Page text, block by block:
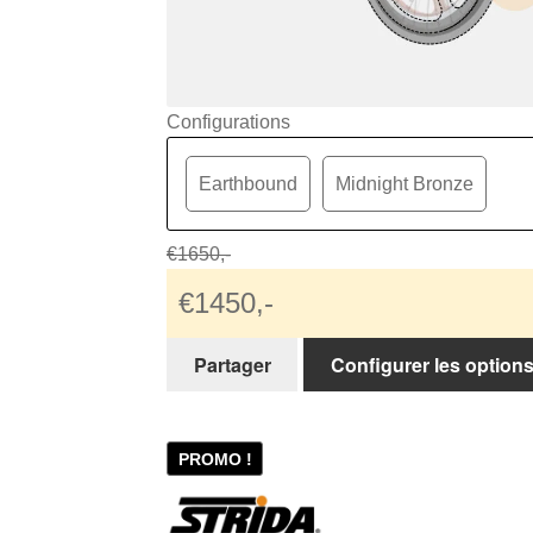
Configurations
Earthbound Midnight Bronze
€1650,-
€1450,-
Partager Configurer les options
PROMO !